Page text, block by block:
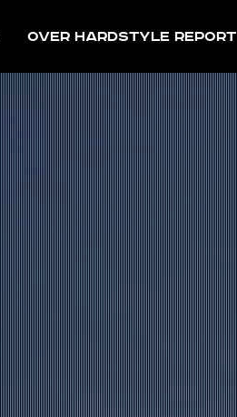
Over Hardstyle Report